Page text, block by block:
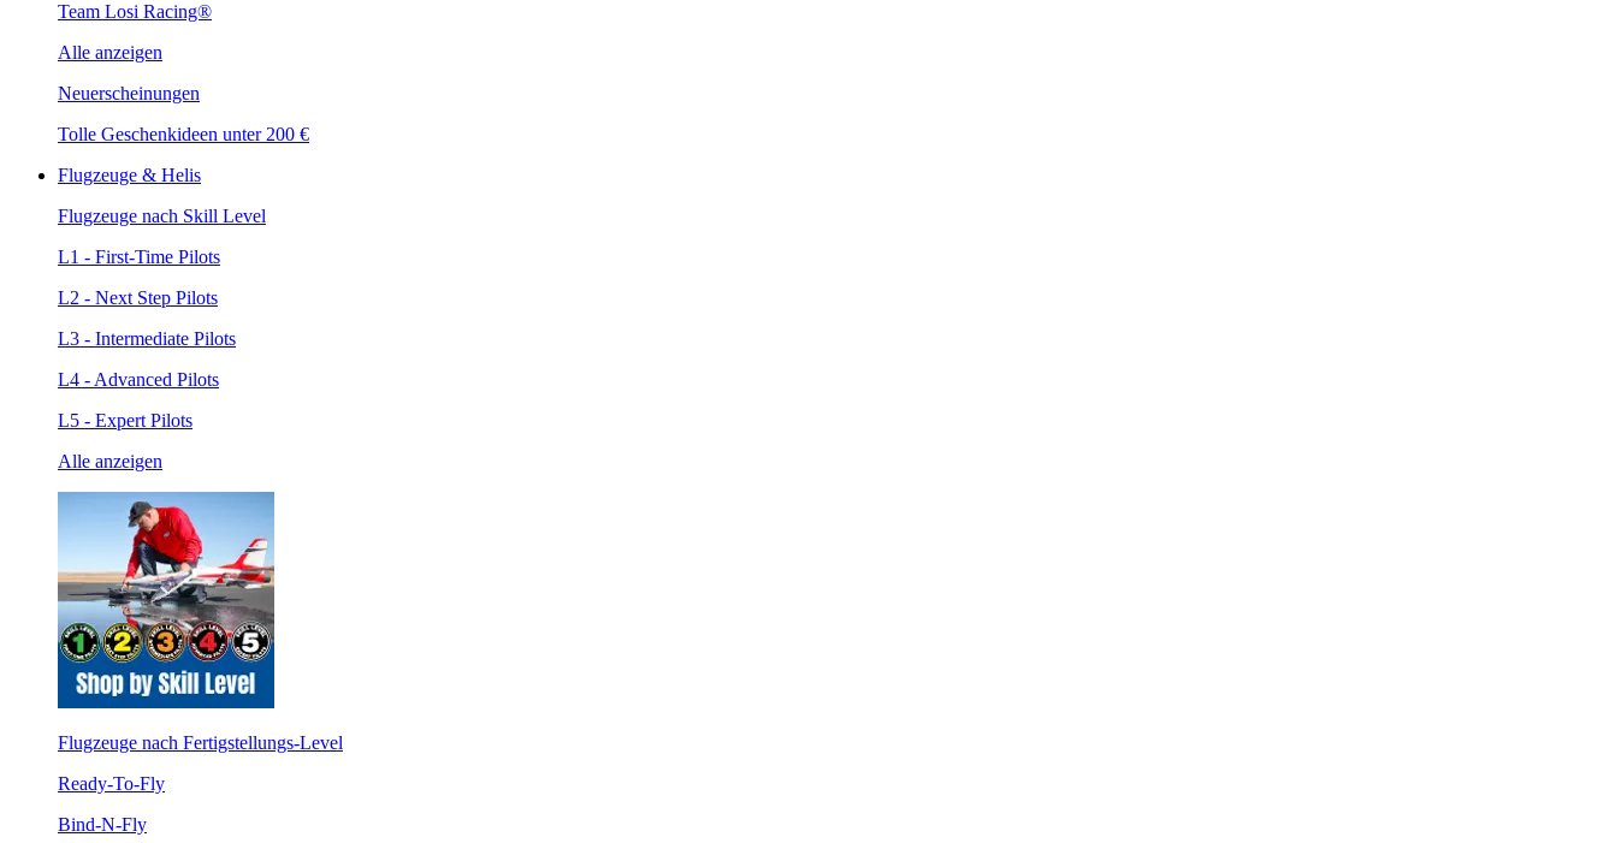
Team Losi Racing®
Alle anzeigen
Neuerscheinungen
Tolle Geschenkideen unter 200 €
Flugzeuge & Helis
Flugzeuge nach Skill Level
L1 - First-Time Pilots
L2 - Next Step Pilots
L3 - Intermediate Pilots
L4 - Advanced Pilots
L5 - Expert Pilots
Alle anzeigen
Flugzeuge nach Fertigstellungs-Level
Ready-To-Fly
Bind-N-Fly